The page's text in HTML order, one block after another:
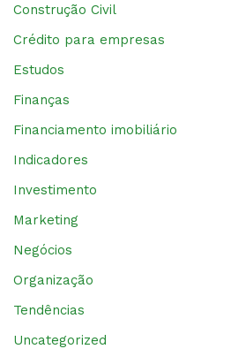
Construção Civil
Crédito para empresas
Estudos
Finanças
Financiamento imobiliário
Indicadores
Investimento
Marketing
Negócios
Organização
Tendências
Uncategorized